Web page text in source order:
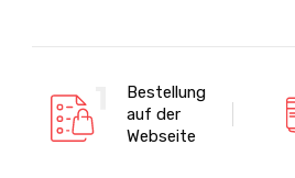
Bestellung
auf der
Webseite